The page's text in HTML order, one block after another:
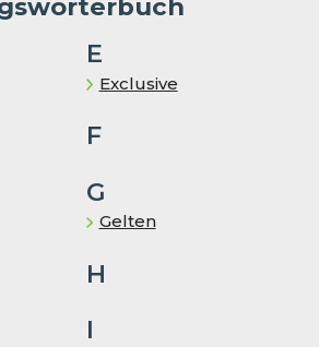
E
Exclusive
F
G
Gelten
H
I